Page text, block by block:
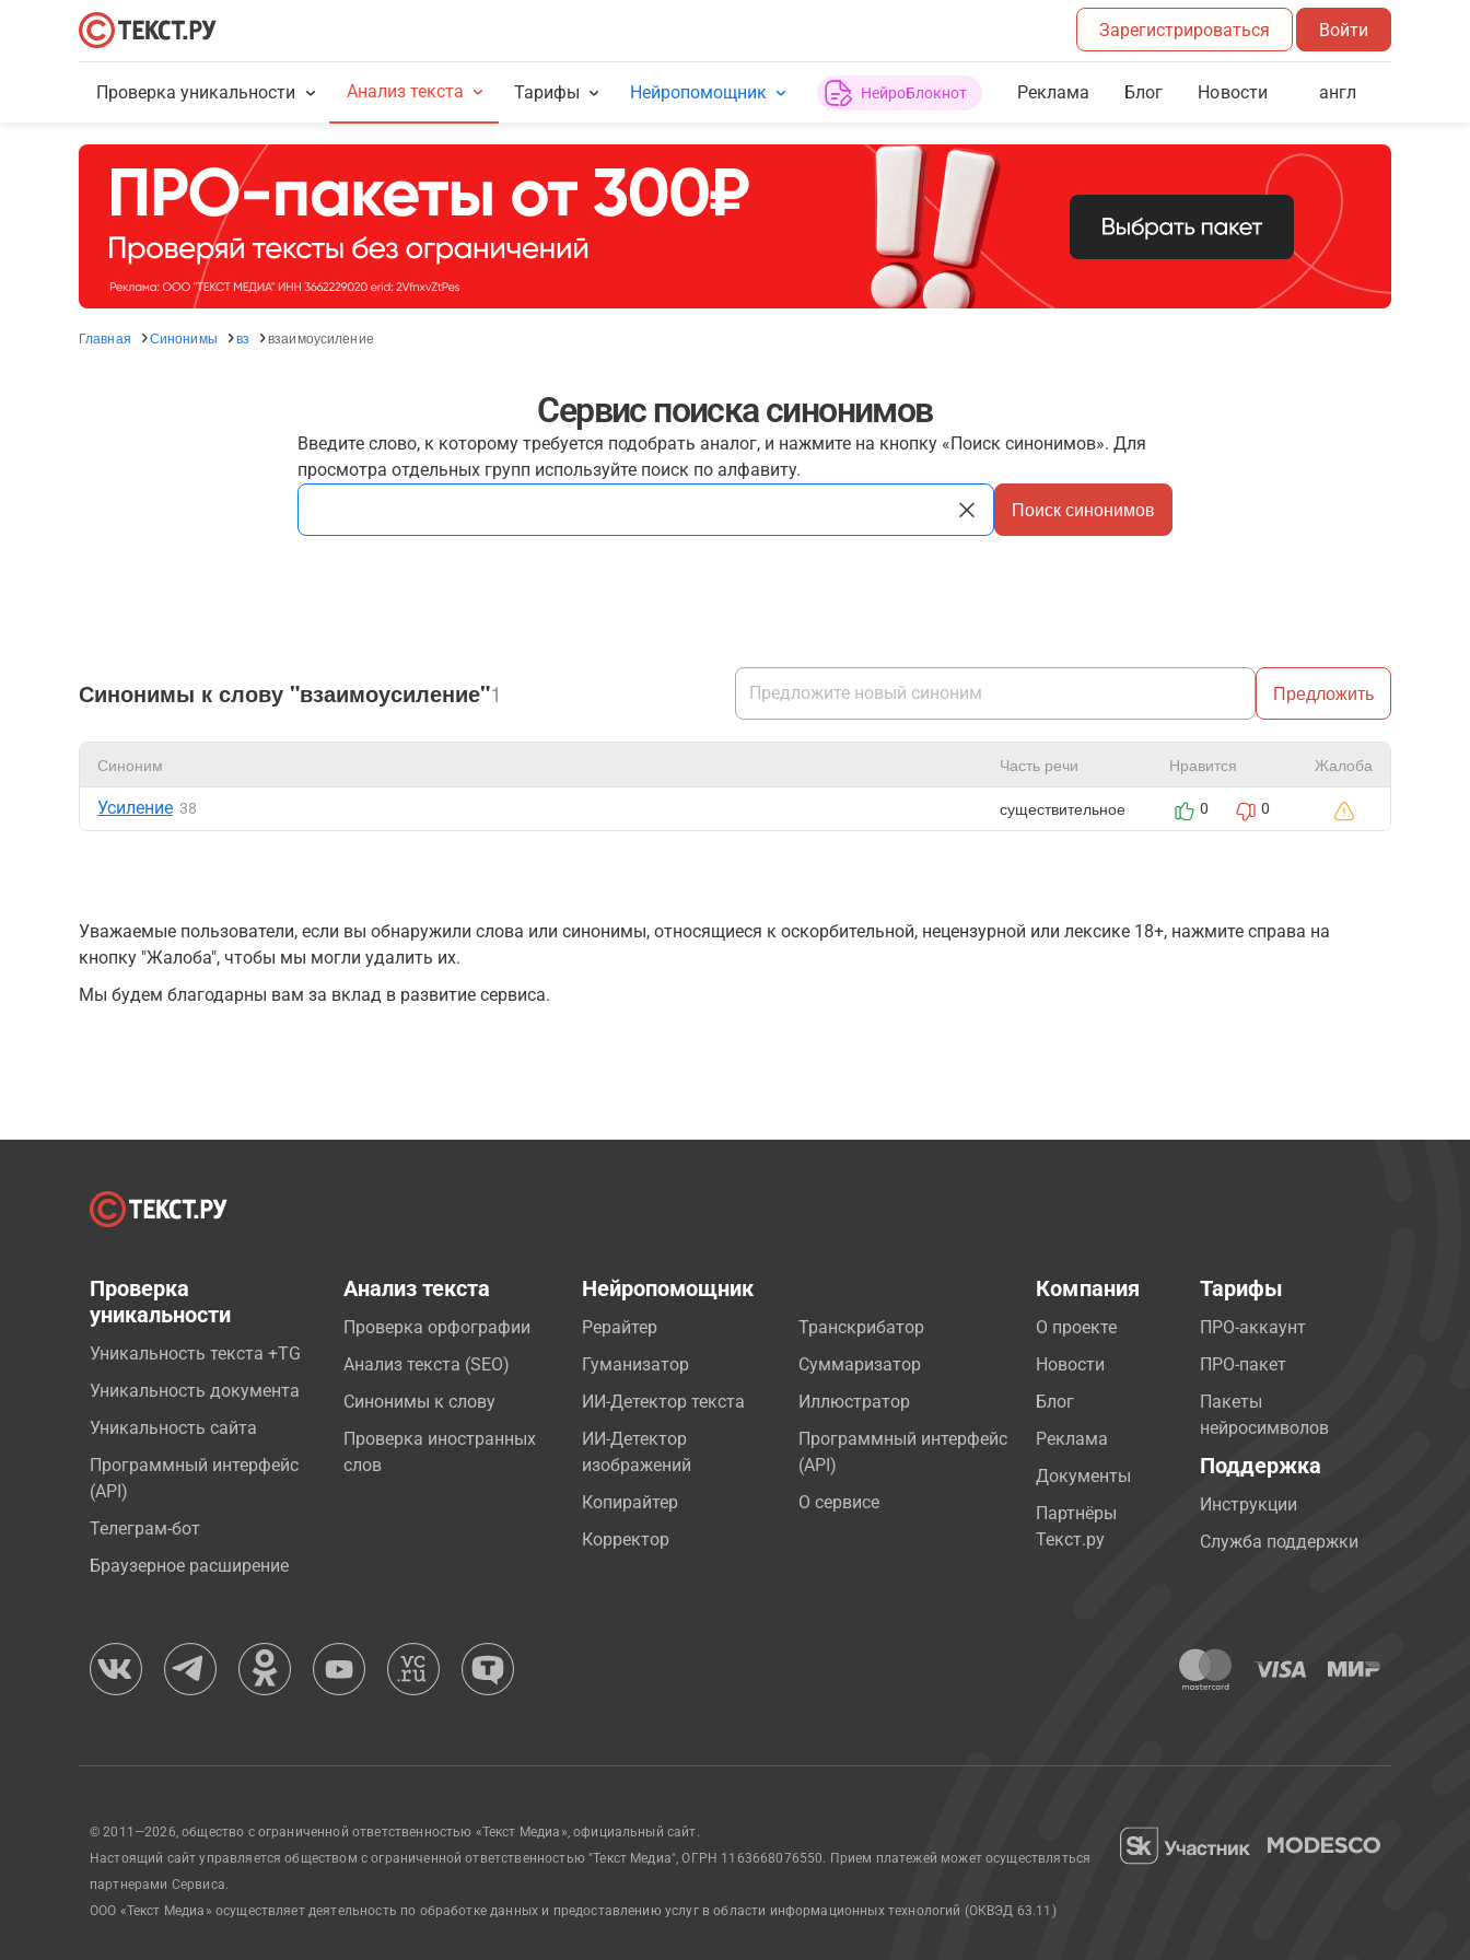
Зарегистрироваться Войти
Проверка уникальности Анализ текста Тарифы Нейропомощник НейроБлокнот Реклама Блог Новости англ
Главная Синонимы вз взаимоусиление
Сервис поиска синонимов
Введите слово, к которому требуется подобрать аналог, и нажмите на кнопку «Поиск синонимов». Для
просмотра отдельных групп используйте поиск по алфавиту.
Поиск синонимов
Синонимы к слову "взаимоусиление"1 Предложить
Синоним Часть речи Нравится Жалоба
Усиление 38 существительное 0 0
Уважаемые пользователи, если вы обнаружили слова или синонимы, относящиеся к оскорбительной, нецензурной или лексике 18+, нажмите справа на
кнопку "Жалоба", чтобы мы могли удалить их.
Мы будем благодарны вам за вклад в развитие сервиса.
Проверка
уникальности
Уникальность текста +TG
Уникальность документа
Уникальность сайта
Программный интерфейс
(API)
Телеграм-бот
Браузерное расширение
Анализ текста
Проверка орфографии
Анализ текста (SEO)
Синонимы к слову
Проверка иностранных
слов
Нейропомощник
Рерайтер
Гуманизатор
ИИ-Детектор текста
ИИ-Детектор
изображений
Копирайтер
Корректор
Транскрибатор
Суммаризатор
Иллюстратор
Программный интерфейс
(API)
О сервисе
Компания
О проекте
Новости
Блог
Реклама
Документы
Партнёры
Текст.ру
Тарифы
ПРО-аккаунт
ПРО-пакет
Пакеты
нейросимволов
Поддержка
Инструкции
Служба поддержки
© 2011—2026, общество с ограниченной ответственностью «Текст Медиа», официальный сайт.
Настоящий сайт управляется обществом с ограниченной ответственностью "Текст Медиа", ОГРН 1163668076550. Прием платежей может осуществляться
партнерами Сервиса.
ООО «Текст Медиа» осуществляет деятельность по обработке данных и предоставлению услуг в области информационных технологий (ОКВЭД 63.11)